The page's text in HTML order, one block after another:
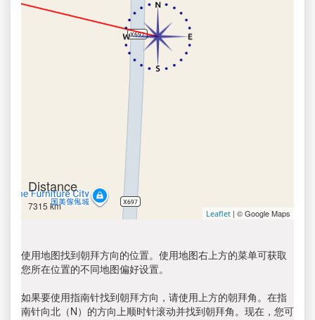
Distance
7315 km
Leaflet | © Google Maps
使用地图找到朝拜方向的位置。使用地图右上方的菜单可获取
您所在位置的不同地图偏好设置。
如果要使用指南针找到朝拜方向，请使用上方的朝拜角。在指
南针向北（N）的方向上顺时针滚动并找到朝拜角。现在，您可